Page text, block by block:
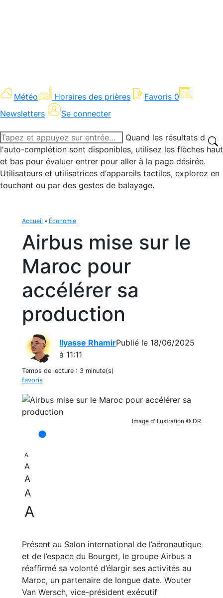
Météo Horaires des prières Favoris 0
Newsletters
Se connecter
Recherche
:
Quand les résultats de
l'auto-complétion sont disponibles, utilisez les flèches haut
et bas pour évaluer entrer pour aller à la page désirée.
Utilisateurs et utilisatrices d‘appareils tactiles, explorez en
touchant ou par des gestes de balayage.
Accueil » Économie
Airbus mise sur le
Maroc pour
accélérer sa
production
Ilyasse RhamirPublié le 18/06/2025
à 11:11
Temps de lecture : 3 minute(s)
favoris
Image d'illustration © DR
A
A
A
A
A
Présent au Salon international de l’aéronautique
et de l’espace du Bourget, le groupe Airbus a
réaffirmé sa volonté d’élargir ses activités au
Maroc, un partenaire de longue date. Wouter
Van Wersch, vice-président exécutif